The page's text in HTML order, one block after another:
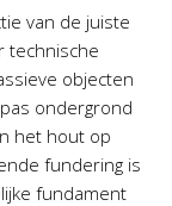
van de juiste
technische
objecten
ondergrond
het hout op
fundering is
fundament